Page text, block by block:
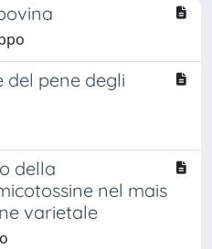
del pene degli
della
nel mais
varietale